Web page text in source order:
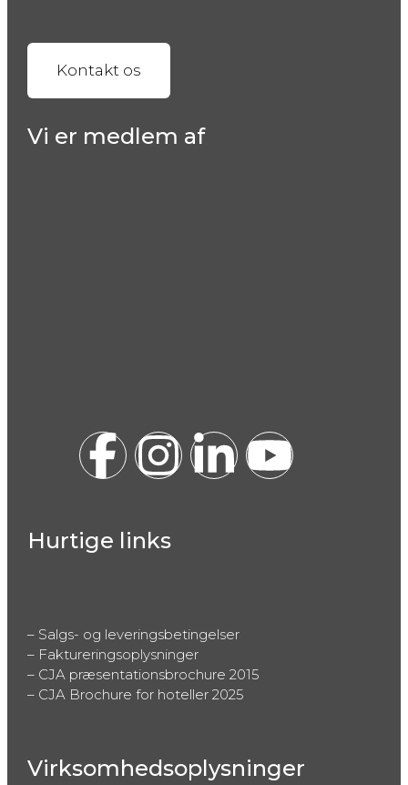
Kontakt os
Vi er medlem af
Hurtige links
– Salgs- og leveringsbetingelser
– Faktureringsoplysninger
– CJA præsentationsbrochure 2015
– CJA Brochure for hoteller 2025
Virksomhedsoplysninger